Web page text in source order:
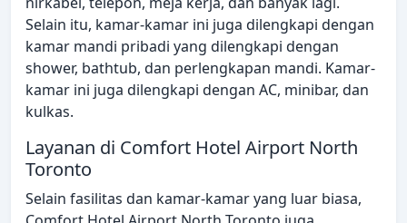
Selain itu, kamar-kamar ini juga dilengkapi dengan
kamar mandi pribadi yang dilengkapi dengan
shower, bathtub, dan perlengkapan mandi. Kamar-
kamar ini juga dilengkapi dengan AC, minibar, dan
kulkas.
Layanan di Comfort Hotel Airport North
Toronto
Selain fasilitas dan kamar-kamar yang luar biasa,